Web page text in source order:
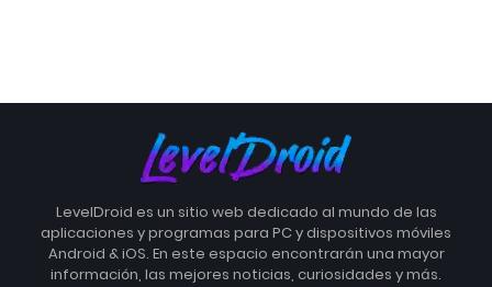
LevelDroid es un sitio web dedicado al mundo de las
aplicaciones y programas para PC y dispositivos móviles
Android & iOS. En este espacio encontrarán una mayor
información, las mejores noticias, curiosidades y más.